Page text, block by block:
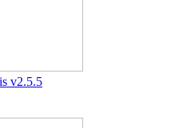
v2.5.5